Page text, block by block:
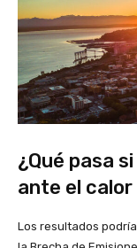
¿Qué pasa
ante el
Los resultados